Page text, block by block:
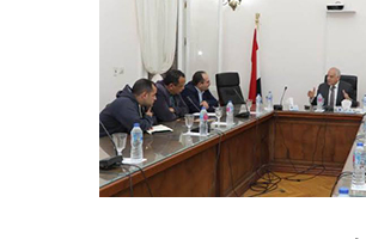
شهادات الأيزو
صور من العدد
رياضة
خواطر إيمانية